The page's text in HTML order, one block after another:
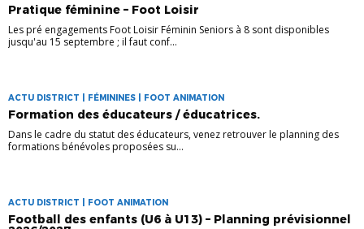
Pratique féminine – Foot Loisir
Les pré engagements Foot Loisir Féminin Seniors à 8 sont disponibles
jusqu'au 15 septembre ; il faut conf...
ACTU DISTRICT | FÉMININES | FOOT ANIMATION
Formation des éducateurs / éducatrices.
Dans le cadre du statut des éducateurs, venez retrouver le planning des
formations bénévoles proposées su...
ACTU DISTRICT | FOOT ANIMATION
Football des enfants (U6 à U13) – Planning prévisionnel